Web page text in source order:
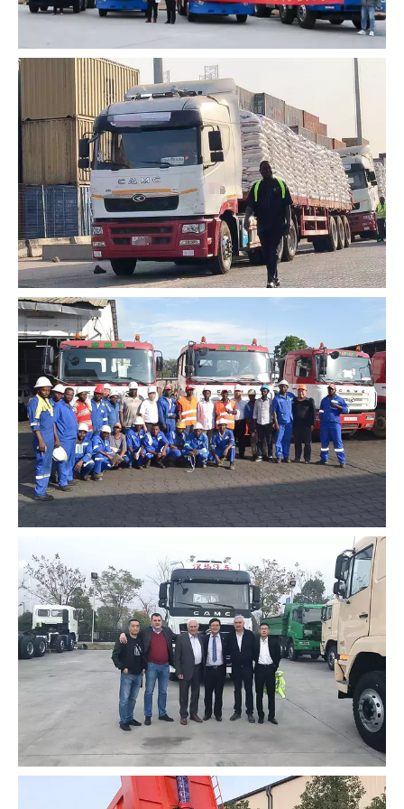
extracción de bauxita
Los camiones eléctricos CAMC se exportan a
países sudamericanos por primera vez,
convirtiéndose en el comienzo de la
exportación de camiones de nueva energía.
El tractor CAMC comienza a trabajar en el
mercado de Ghana en África
Los camiones CAMC son muy populares entre
los conductores locales en el Congo